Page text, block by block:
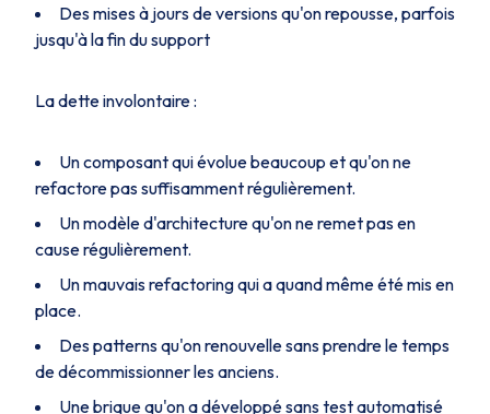
Des mises à jours de versions qu'on repousse, parfois
jusqu'à la fin du support
La dette involontaire :
Un composant qui évolue beaucoup et qu'on ne
refactore pas suffisamment régulièrement.
Un modèle d'architecture qu'on ne remet pas en
cause régulièrement.
Un mauvais refactoring qui a quand même été mis en
place.
Des patterns qu'on renouvelle sans prendre le temps
de décommissionner les anciens.
Une brique qu'on a développé sans test automatisé